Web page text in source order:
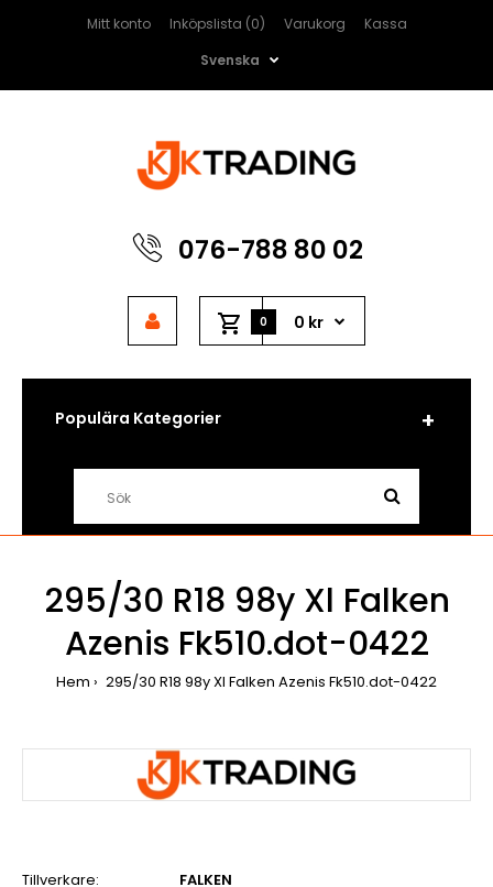
Mitt konto Inköpslista (0) Varukorg
Kassa
Svenska
076-788 80 02
0 0 kr
Populära Kategorier
295/30 R18 98y Xl Falken
Azenis Fk510.dot-0422
Hem 295/30 R18 98y Xl Falken Azenis Fk510.dot-0422
Tillverkare:
FALKEN